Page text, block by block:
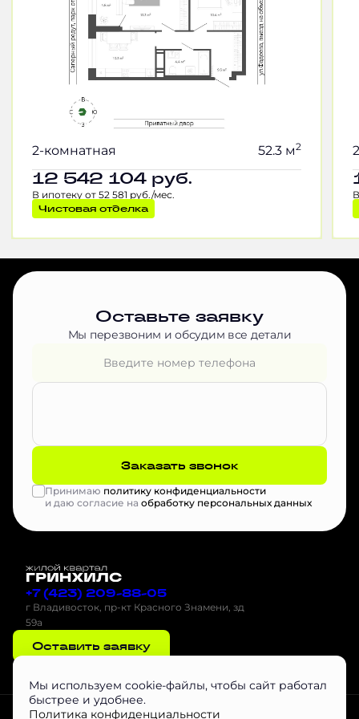
2-комнатная 52.3 м2
12 542 104 руб.
В ипотеку от 52 581 руб./мес.
Чистовая отделка
Оставьте заявку
Мы перезвоним и обсудим все детали
Заказать звонок
Принимаю политику конфиденциальности
и даю согласие на обработку персональных данных
+7 (423) 209-88-05
г Владивосток, пр-кт Красного Знамени, зд
59а
Оставить заявку
Проектная декларация на наш.дом.рф
Мы используем cookie-файлы, чтобы сайт работал
быстрее и удобнее.
Политика конфиденциальности